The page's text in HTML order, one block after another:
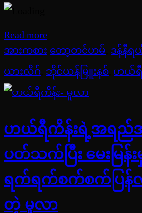
Read more
အားကစား တော့တင်ဟမ် ဒန်နီရ
ယားလိဂ် ဘိုင်ယန်မြူးနစ် ဟယ်ရီ
ဟယ်ရီကိန်းရဲ့အရည်
ပတ်သက်ပြီး မေးမြ
ရက်ရက်စက်စက်ပြန်
တဲ့ မူလာ